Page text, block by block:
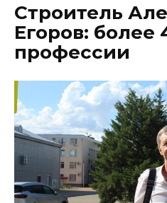
Строитель
Егоров: более
профессии